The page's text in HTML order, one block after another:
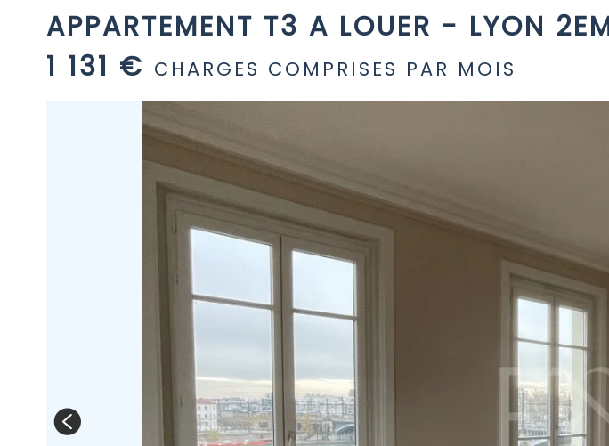
APPARTEMENT T3 A LOUER - LYON
1 131 € CHARGES COMPRISES PAR MOIS